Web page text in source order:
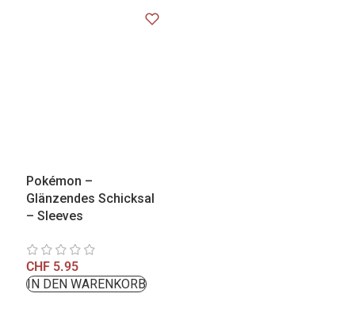
Pokémon –
Glänzendes Schicksal
– Sleeves
CHF 5.95
IN DEN WARENKORB